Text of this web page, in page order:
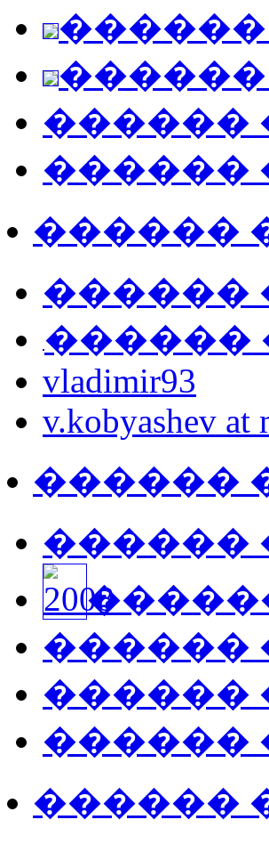
������
������
������
������
������
vladimir93
v.kobyashev at
������
������
������
������
������
������